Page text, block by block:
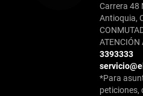
Carrera 48
Antioquia,
ATENCIÓN
3393333
*Para
peticiones,